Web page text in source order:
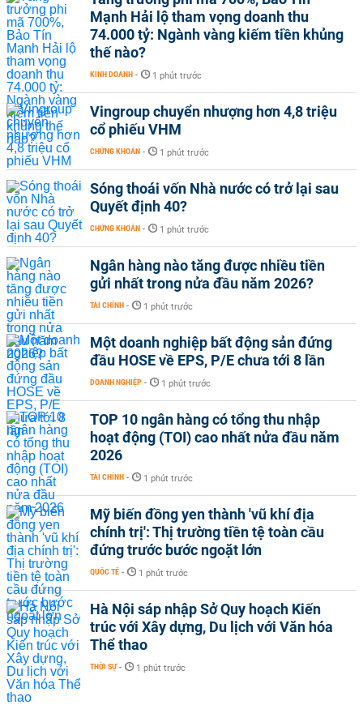
Mạnh Hải lộ tham vọng doanh thu
74.000 tỷ: Ngành vàng kiếm tiền khủng
thế nào?
KINH DOANH - 1 phút trước
Vingroup chuyển nhượng hơn 4,8 triệu
cổ phiếu VHM
CHỨNG KHOÁN - 1 phút trước
Sóng thoái vốn Nhà nước có trở lại sau
Quyết định 40?
CHỨNG KHOÁN - 1 phút trước
Ngân hàng nào tăng được nhiều tiền
gửi nhất trong nửa đầu năm 2026?
TÀI CHÍNH - 1 phút trước
Một doanh nghiệp bất động sản đứng
đầu HOSE về EPS, P/E chưa tới 8 lần
DOANH NGHIỆP - 1 phút trước
TOP 10 ngân hàng có tổng thu nhập
hoạt động (TOI) cao nhất nửa đầu năm
2026
TÀI CHÍNH - 1 phút trước
Mỹ biến đồng yen thành 'vũ khí địa
chính trị': Thị trường tiền tệ toàn cầu
đứng trước bước ngoặt lớn
QUỐC TẾ - 1 phút trước
Hà Nội sáp nhập Sở Quy hoạch Kiến
trúc với Xây dựng, Du lịch với Văn hóa
Thể thao
THỜI SỰ - 1 phút trước